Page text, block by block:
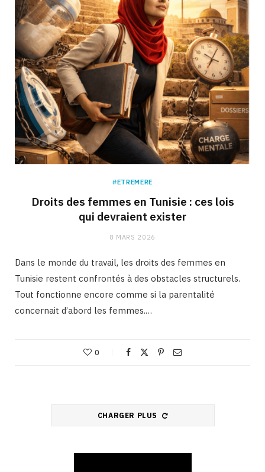
#ETREMERE
Droits des femmes en Tunisie : ces lois
qui devraient exister
8 MARS 2026
Dans le monde du travail, les droits des femmes en
Tunisie restent confrontés à des obstacles structurels.
Tout fonctionne encore comme si la parentalité
concernait d’abord les femmes.…
0
CHARGER PLUS